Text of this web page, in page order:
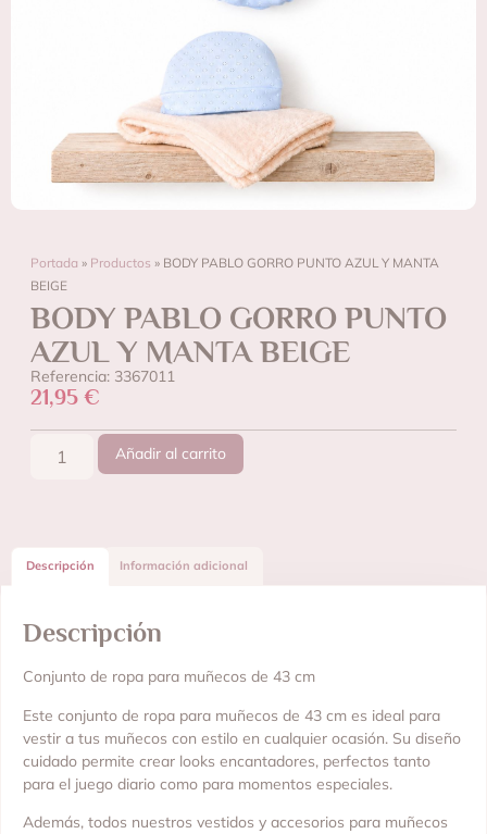
Portada » Productos » BODY PABLO GORRO PUNTO AZUL Y MANTA
BEIGE
BODY PABLO GORRO PUNTO
AZUL Y MANTA BEIGE
Referencia: 3367011
21,95 €
Añadir al carrito
Descripción Información adicional
Descripción
Conjunto de ropa para muñecos de 43 cm
Este conjunto de ropa para muñecos de 43 cm es ideal para
vestir a tus muñecos con estilo en cualquier ocasión. Su diseño
cuidado permite crear looks encantadores, perfectos tanto
para el juego diario como para momentos especiales.
Además, todos nuestros vestidos y accesorios para muñecos